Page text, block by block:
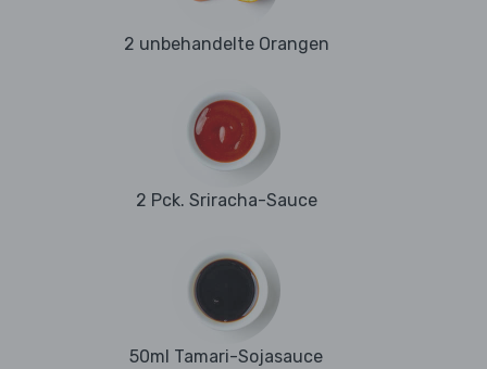
2 unbehandelte Orangen
2 Pck. Sriracha-Sauce
50ml Tamari-Sojasauce